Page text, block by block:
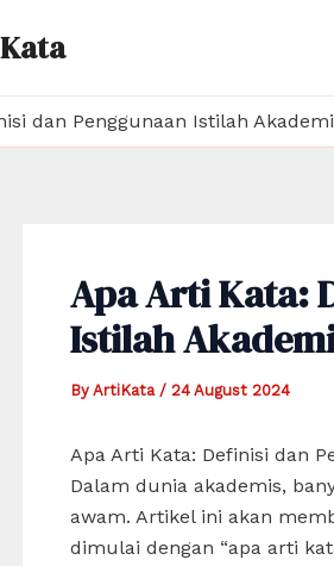
dan Penggunaan Istilah
Apa Arti Kata:
Istilah
By ArtiKata / 24 August 2024
Apa Arti Kata: Definisi dan
Dalam dunia akademis,
awam. Artikel ini akan
dimulai dengan “apa arti